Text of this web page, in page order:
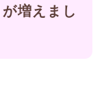
増えまし